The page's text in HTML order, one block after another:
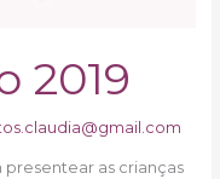
2019
presentear as crianças